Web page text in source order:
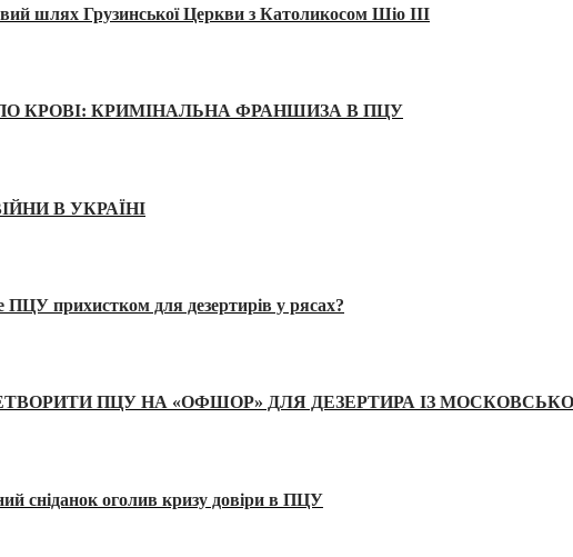
шлях Грузинської Церкви з Католикосом Шіо III
КРОВІ: КРИМІНАЛЬНА ФРАНШИЗА В ПЦУ
В УКРАЇНІ
ПЦУ прихистком для дезертирів у рясах?
ПЦУ НА «ОФШОР» ДЛЯ ДЕЗЕРТИРА ІЗ
сніданок оголив кризу довіри в ПЦУ